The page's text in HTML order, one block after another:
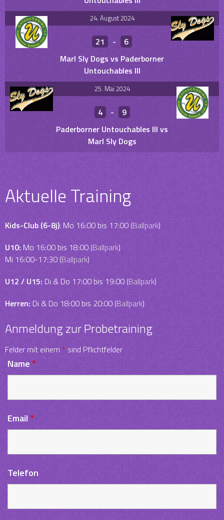
24. August 2024
21 -
6
Marl Sly Dogs vs Paderborner
Untouchables III
25. Mai 2024
4 -
9
Paderborner Untouchables III vs
Marl Sly Dogs
Aktuelle Training
Kids-Club (6-8j): Mo 16:00 bis 17:00 (Ballpark)
U10: Mo 16:00 bis 18:00 (Ballpark)
Mi 16:00-17:30 (Ballpark)
U12 / U15: Di & Do 17:00 bis 19:00 (Ballpark)
Herren:Di & Do 18:00 bis 20:00 (Ballpark)
Anmeldung zur Probetraining
Felder mit einem*sind Pflichtfelder
Name*
Email*
Telefon